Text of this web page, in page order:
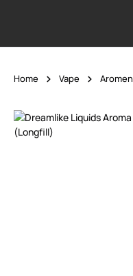
Home Vape Aromen
Bildergalerie überspringen